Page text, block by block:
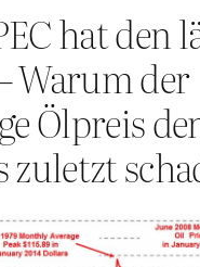
hat den
Warum der
Ölpreis
zuletzt